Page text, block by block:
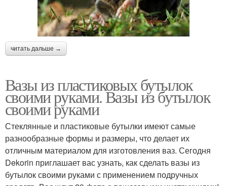
читать дальше →
Вазы из пластиковых бутылок
своими руками. Вазы из бутылок
своими руками
Стеклянные и пластиковые бутылки имеют самые
разнообразные формы и размеры, что делает их
отличным материалом для изготовления ваз. Сегодня
Dekorin приглашает вас узнать, как сделать вазы из
бутылок своими руками с применением подручных